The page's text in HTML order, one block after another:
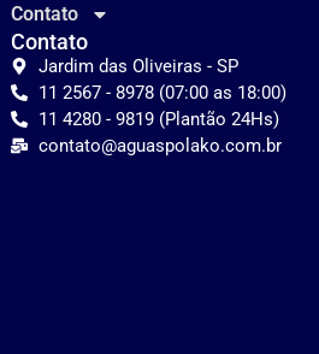
Contato
Contato
Jardim das Oliveiras - SP
11 2567 - 8978 (07:00 as 18:00)
11 4280 - 9819 (Plantão 24Hs)
contato@aguaspolako.com.br